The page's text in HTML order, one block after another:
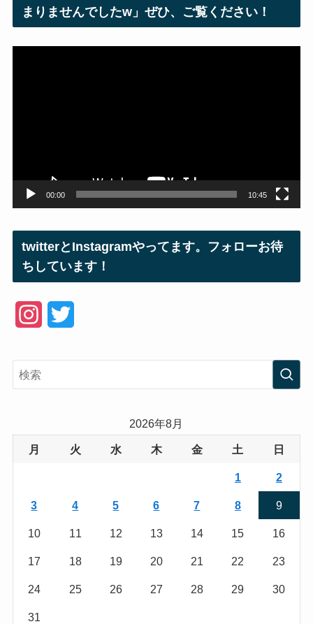
まりませんでしたw」ぜひ、ご覧ください！
00:00 10:45
twitterとInstagramやってます。フォローお待
ちしています！
e
2026年8月
月 火 水 木 金 土 日
1 2
3 4 5 6 7 8 9
10 11 12 13 14 15 16
17 18 19 20 21 22 23
24 25 26 27 28 29 30
31